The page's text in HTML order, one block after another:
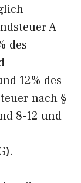
A
des
12% des
nach §
8-12 und